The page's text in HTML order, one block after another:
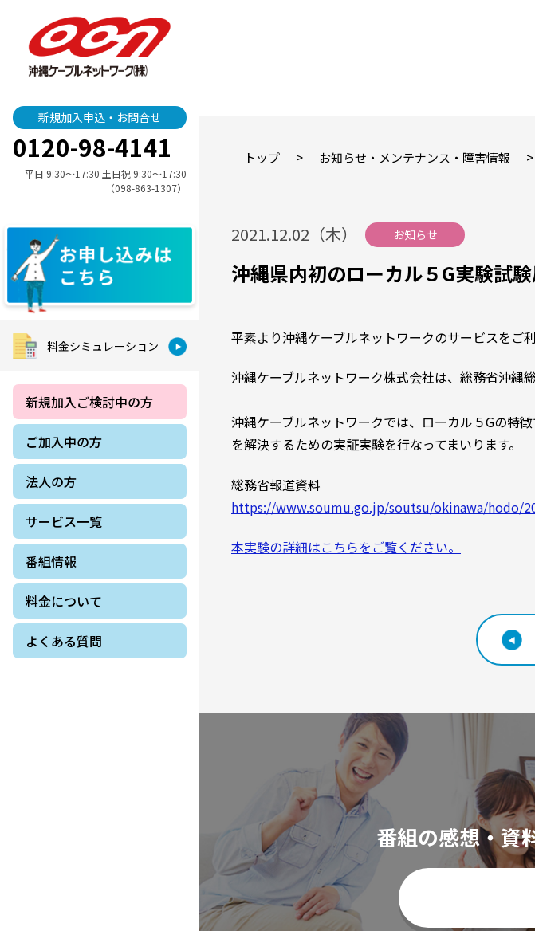
新規加入申込・お問合せ
0120-98-4141
平日 9:30〜17:30 土日祝 9:30〜17:30
（098-863-1307）
料金シミュレーション
新規加入ご検討中の方
ご加入中の方
法人の方
サービス一覧
番組情報
料金について
よくある質問
トップ > お知らせ・メンテナンス・障害情報 >
2021.12.02（木） お知らせ
沖縄県内初のローカル５G実験試
平素より沖縄ケーブルネットワークのサービスをご
沖縄ケーブルネットワーク株式会社は、総務省沖縄
沖縄ケーブルネットワークでは、ローカル５Gの特
を解決するための実証実験を行なってまいります。
総務省報道資料
https://www.soumu.go.jp/soutsu/okinawa/hodo/
本実験の詳細はこちらをご覧ください。
番組の感想・